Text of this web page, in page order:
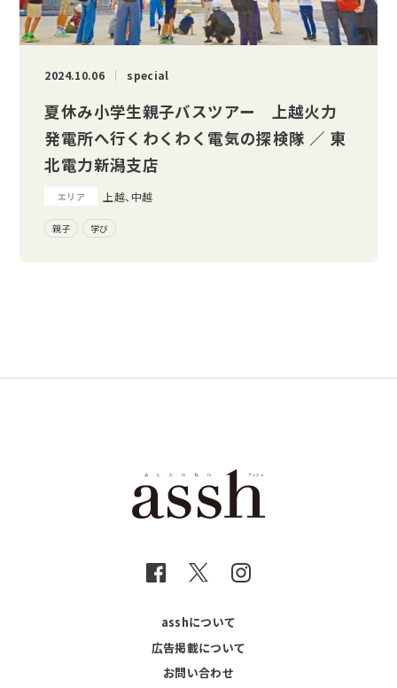
2024.10.06 special
夏休み小学生親子バスツアー 上越火力
発電所へ行くわくわく電気の探検隊 ／ 東
北電力新潟支店
エリア 上越、中越
親子 学び
asshについて
広告掲載について
お問い合わせ